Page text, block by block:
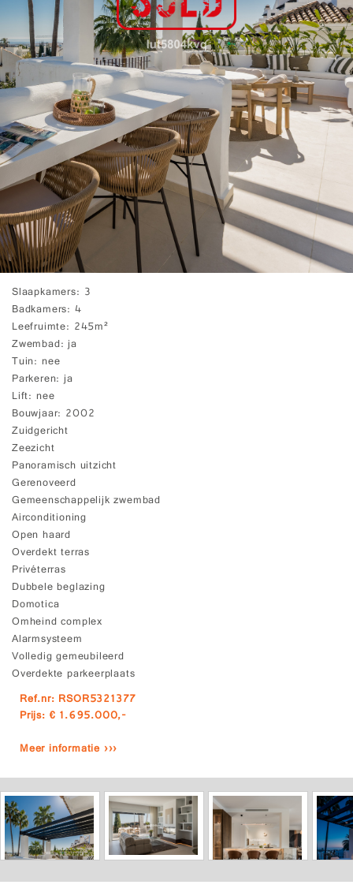
Slaapkamers 3
Badkamers 4
Leefruimte 245m²
Zwembad ja
Tuin nee
Parkeren ja
Lift nee
Bouwjaar 2002
Zuidgericht
Zeezicht
Panoramisch uitzicht
Gerenoveerd
Gemeenschappelijk zwembad
Airconditioning
Open haard
Overdekt terras
Privéterras
Dubbele beglazing
Domotica
Omheind complex
Alarmsysteem
Volledig gemeubileerd
Overdekte parkeerplaats
Ref.nr: RSOR5321377
Prijs: € 1.695.000,-
Meer informatie ›››